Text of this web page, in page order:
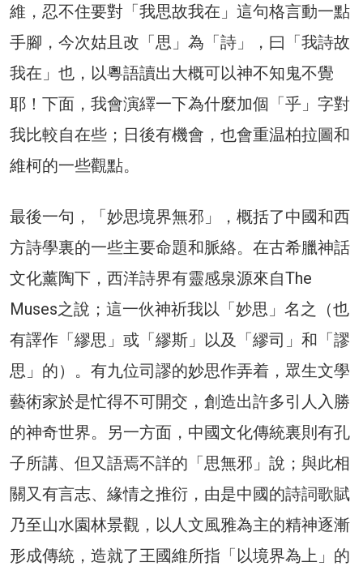
維，忍不住要對「我思故我在」這句格言動一點
手腳，今次姑且改「思」為「詩」，曰「我詩故
我在」也，以粵語讀出大概可以神不知鬼不覺
耶！下面，我會演繹一下為什麼加個「乎」字對
我比較自在些；日後有機會，也會重温柏拉圖和
維柯的一些觀點。
最後一句，「妙思境界無邪」，概括了中國和西
方詩學裏的一些主要命題和脈絡。在古希臘神話
文化薰陶下，西洋詩界有靈感泉源來自The
Muses之說；這一伙神祈我以「妙思」名之（也
有譯作「繆思」或「繆斯」以及「繆司」和「謬
思」的）。有九位司謬的妙思作弄着，眾生文學
藝術家於是忙得不可開交，創造出許多引人入勝
的神奇世界。另一方面，中國文化傳統裏則有孔
子所講、但又語焉不詳的「思無邪」說；與此相
關又有言志、緣情之推衍，由是中國的詩詞歌賦
乃至山水園林景觀，以人文風雅為主的精神逐漸
形成傳統，造就了王國維所指「以境界為上」的